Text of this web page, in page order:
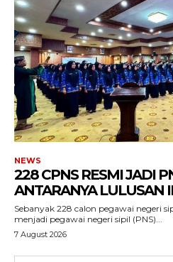
NEWS
228 CPNS RESMI JADI
ANTARANYA LULUSAN
Sebanyak 228 calon pegawai negeri
menjadi pegawai negeri sipil (PNS)...
7 August 2026